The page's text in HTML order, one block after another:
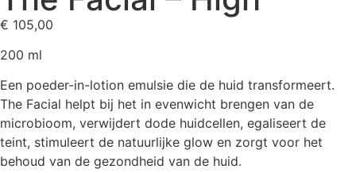
€ 105,00
200 ml
Een poeder-in-lotion emulsie die de huid transformeert.
The Facial helpt bij het in evenwicht brengen van de
microbioom, verwijdert dode huidcellen, egaliseert de
teint, stimuleert de natuurlijke glow en zorgt voor het
behoud van de gezondheid van de huid.